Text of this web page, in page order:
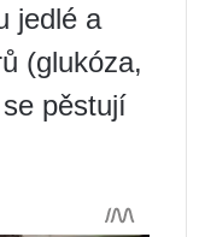
jedlé a
(glukóza,
pěstují